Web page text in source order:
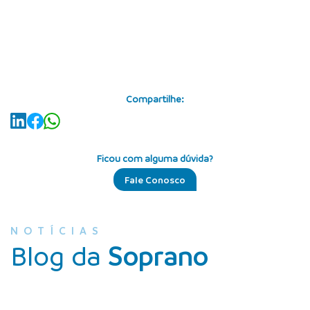
Compartilhe:
Ficou com alguma dúvida?
Fale Conosco
NOTÍCIAS
Blog da Soprano